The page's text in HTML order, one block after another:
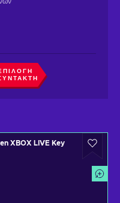
XBOX LIVE Key